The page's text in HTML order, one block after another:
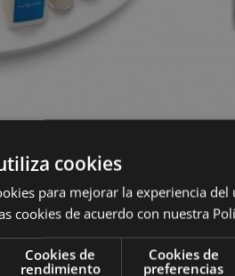
de la
cookies
para mejorar la experiencia
cookies de acuerdo con nuestra
Cookies de
rendimiento
Cookies de
preferencias